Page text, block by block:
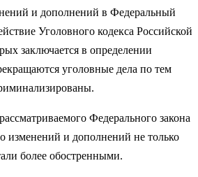
и дополнений в Федеральный
Уголовного кодекса Российской
заключается в определении
уголовные дела по тем
Федерального закона
изменений и дополнений не только
более обостренными.